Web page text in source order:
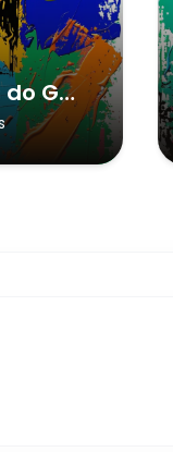
Camerata de Violões do GURI de Santos no Museu do Café